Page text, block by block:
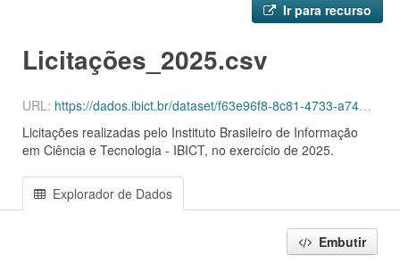
Ir para recurso
Licitações_2025.csv
URL: https://dados.ibict.br/dataset/f63e96f8-8c81-4733-a74a-35498489b82a/resource/86224cc3-c7a1-4f21-b24d-0a171aa40b09/download/licitacoes_2025.csv
Licitações realizadas pelo Instituto Brasileiro de Informação
em Ciência e Tecnologia - IBICT, no exercício de 2025.
Explorador de Dados
Embutir